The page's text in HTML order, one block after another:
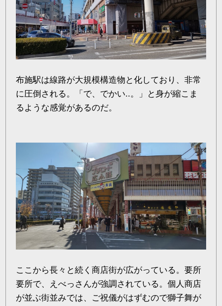
布施駅は線路が大規模構造物と化しており、非常
に圧倒される。「で、でかい..。」と身が縮こま
るような感覚があるのだ。
ここから長々と続く商店街が広がっている。要所
要所で、えべっさんが強調されている。個人商店
が並ぶ街並みでは、ご祝儀がはずむので獅子舞が